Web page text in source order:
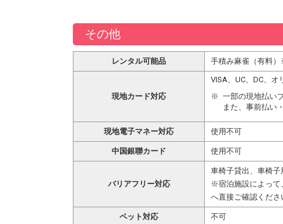
その他
レンタル可能品 手積み麻雀（有料
現地カード対応
VISA、UC、DC、
一部の現地払い
また、事前払い
現地電子マネー対応 使用不可
中国銀聯カード 使用不可
バリアフリー対応
車椅子貸出、車椅
※宿泊施設によって
へ直接ご確認くださ
ペット対応 不可